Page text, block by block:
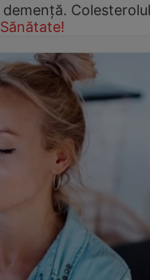
Colesterolul
Sănătate!